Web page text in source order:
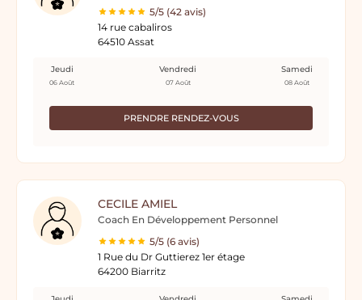
5/5 (42 avis)
14 rue cabaliros
64510 Assat
PRENDRE RENDEZ-VOUS
Jeudi
06 Août
Vendredi
07 Août
Samedi
08 Août
CECILE AMIEL
Coach En Développement Personnel
5/5 (6 avis)
1 Rue du Dr Guttierez 1er étage
64200 Biarritz